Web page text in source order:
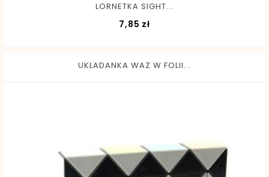
LORNETKA SIGHT...
7,85 zł
UKLADANKA WAZ W FOLII...